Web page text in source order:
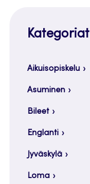
Kategoriat
Aikuisopiskelu
Asuminen
Bileet
Englanti
Jyväskylä
Loma